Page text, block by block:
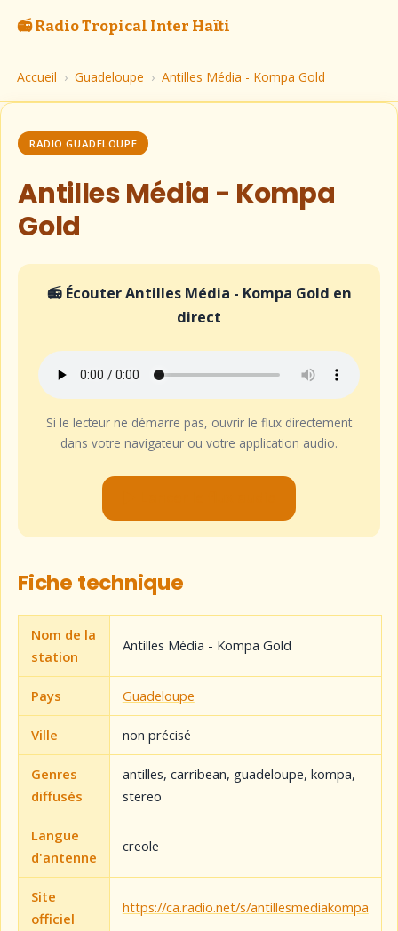
📻 Radio Tropical Inter Haïti
Accueil › Guadeloupe › Antilles Média - Kompa Gold
RADIO GUADELOUPE
Antilles Média - Kompa
Gold
📻 Écouter Antilles Média - Kompa Gold en
direct
Si le lecteur ne démarre pas, ouvrir le flux directement
dans votre navigateur ou votre application audio.
Fiche technique
Nom de la
station
Antilles Média - Kompa Gold
Pays Guadeloupe
Ville non précisé
Genres
diffusés
antilles, carribean, guadeloupe, kompa,
stereo
Langue
d'antenne
creole
Site
officiel
https://ca.radio.net/s/antillesmediakompa